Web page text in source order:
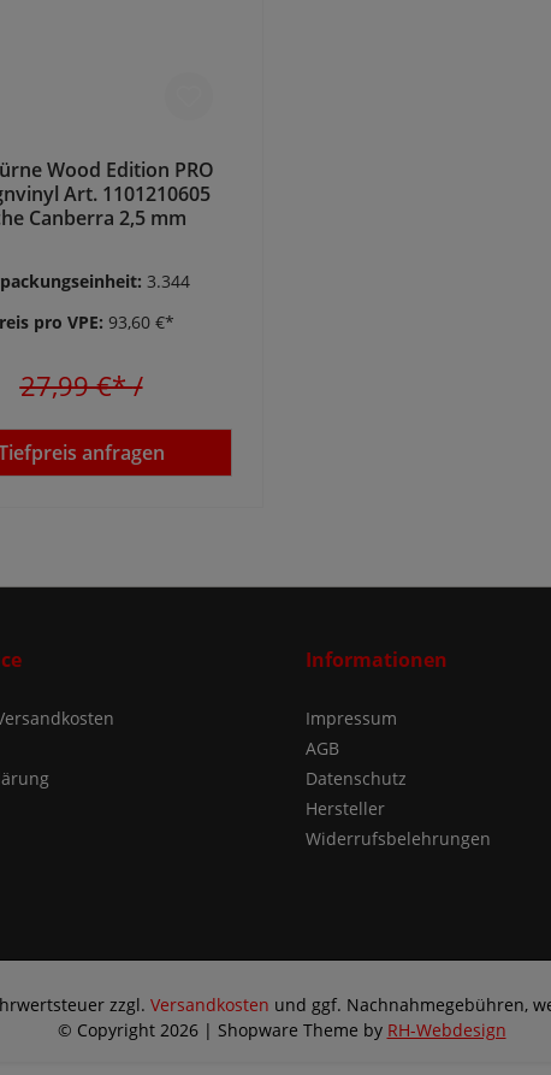
Wood Edition PRO
Art. 1101210605
Canberra 2,5 mm
3.344
pro VPE: 93,60 €*
27,99 €*/
anfragen
Informationen
Impressum
AGB
Datenschutz
Hersteller
Widerrufsbelehrungen
zzgl. Versandkosten und ggf. Nachnahmegebühren,
© Copyright 2026 | Shopware Theme by RH-Webdesign